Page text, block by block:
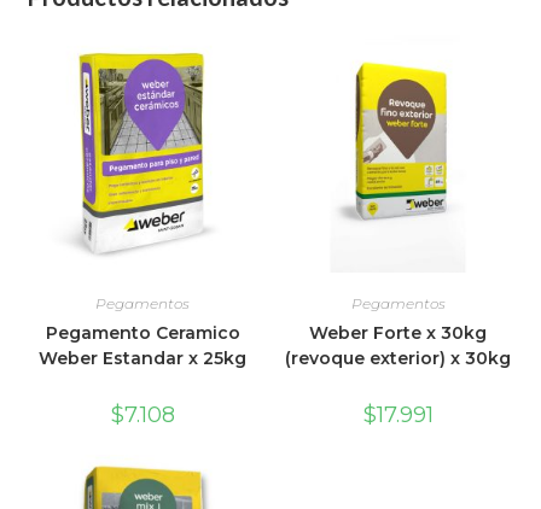
Pegamentos
Pegamento Ceramico
Weber Estandar x 25kg
$7.108
Pegamentos
Weber Forte x 30kg
(revoque exterior) x 30kg
$17.991